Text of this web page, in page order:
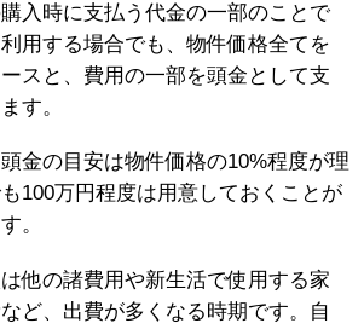
入時に支払う代金の一部のことで
用する場合でも、物件価格全てを
スと、費用の一部を頭金として支
す。
金の目安は物件価格の10%程度が理
100万円程度は用意しておくことが
。
他の諸費用や新生活で使用する家
ど、出費が多くなる時期です。自